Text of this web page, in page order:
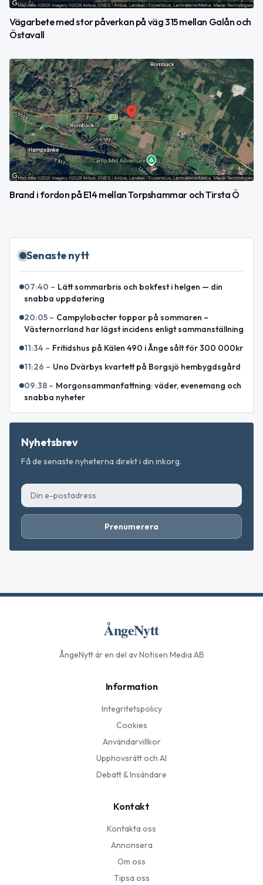
Vägarbete med stor påverkan på väg 315 mellan Galån och
Östavall
Brand i fordon på E14 mellan Torpshammar och Tirsta Ö
Senaste nytt
07:40 – Lätt sommarbris och bokfest i helgen — din
snabba uppdatering
20:05 – Campylobacter toppar på sommaren –
Västernorrland har lägst incidens enligt sammanställning
11:34 – Fritidshus på Kälen 490 i Ånge sålt för 300 000kr
11:26 – Uno Dvärbys kvartett på Borgsjö hembygdsgård
09:38 – Morgonsammanfattning: väder, evenemang och
snabba nyheter
Nyhetsbrev
Få de senaste nyheterna direkt i din inkorg.
Prenumerera
ÅngeNytt
ÅngeNyttär en del av Notisen Media AB
Information
Integritetspolicy
Cookies
Användarvillkor
Upphovsrätt och AI
Debatt & Insändare
Kontakt
Kontakta oss
Annonsera
Om oss
Tipsa oss